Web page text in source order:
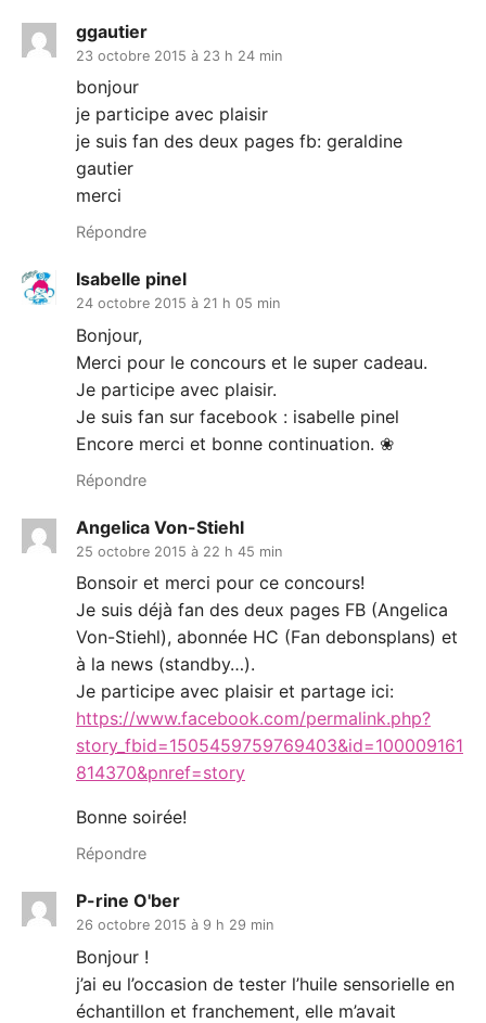
ggautier
23 octobre 2015 à 23 h 24 min
bonjour
je participe avec plaisir
je suis fan des deux pages fb: geraldine
gautier
merci
Répondre
Isabelle pinel
24 octobre 2015 à 21 h 05 min
Bonjour,
Merci pour le concours et le super cadeau.
Je participe avec plaisir.
Je suis fan sur facebook : isabelle pinel
Encore merci et bonne continuation. ❀
Répondre
Angelica Von-Stiehl
25 octobre 2015 à 22 h 45 min
Bonsoir et merci pour ce concours!
Je suis déjà fan des deux pages FB (Angelica
Von-Stiehl), abonnée HC (Fan debonsplans) et
à la news (standby…).
Je participe avec plaisir et partage ici:
https://www.facebook.com/permalink.php?
story_fbid=1505459759769403&id=100009161
814370&pnref=story
Bonne soirée!
Répondre
P-rine O'ber
26 octobre 2015 à 9 h 29 min
Bonjour !
j’ai eu l’occasion de tester l’huile sensorielle en
échantillon et franchement, elle m’avait